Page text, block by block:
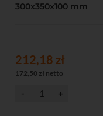
300x350x100 mm
212,18 zł
172,50 zł netto